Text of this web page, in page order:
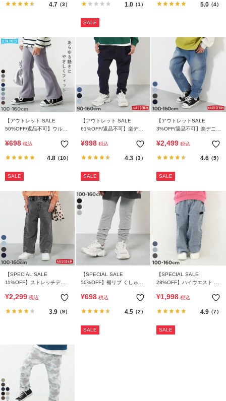
4.7 （3） 1.0（1）
SALE
5.0（4）
【アウトレット SALE
50%OFF/返品不可】ウルト
ンツ(やわらかタッチ)
¥698 税込
4.8（10）
SALE
【アウトレット SALE
61%OFF/返品不可】楽デニ
¥998 税込
4.3（3）
SALE
【アウトレットSALE
3%OFF/返品不可】楽デニム
¥2,499 税込
4.6（5）
SALE
【SPECIAL SALE
11%OFF】ストレッチデニ
¥2,299 税込
3.9（9）
【SPECIAL SALE
50%OFF】裾リブ くしゅく
¥698 税込
4.5（2）
SALE
【SPECIAL SALE
28%OFF】ハイウエスト カ
¥1,998 税込
4.9（7）
SALE